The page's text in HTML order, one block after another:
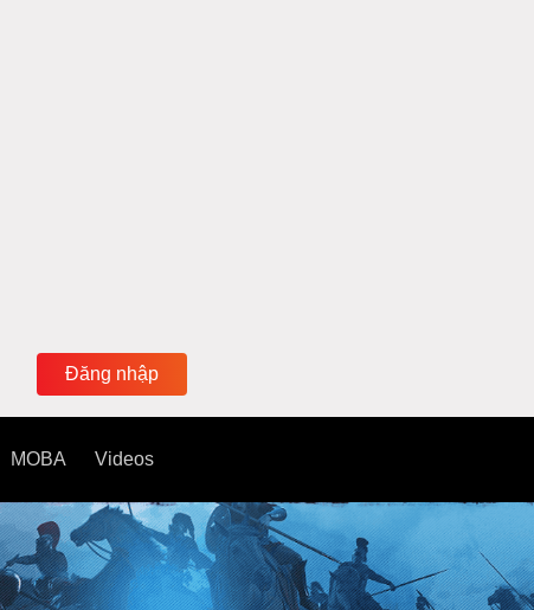
Đăng nhập
MOBA Videos